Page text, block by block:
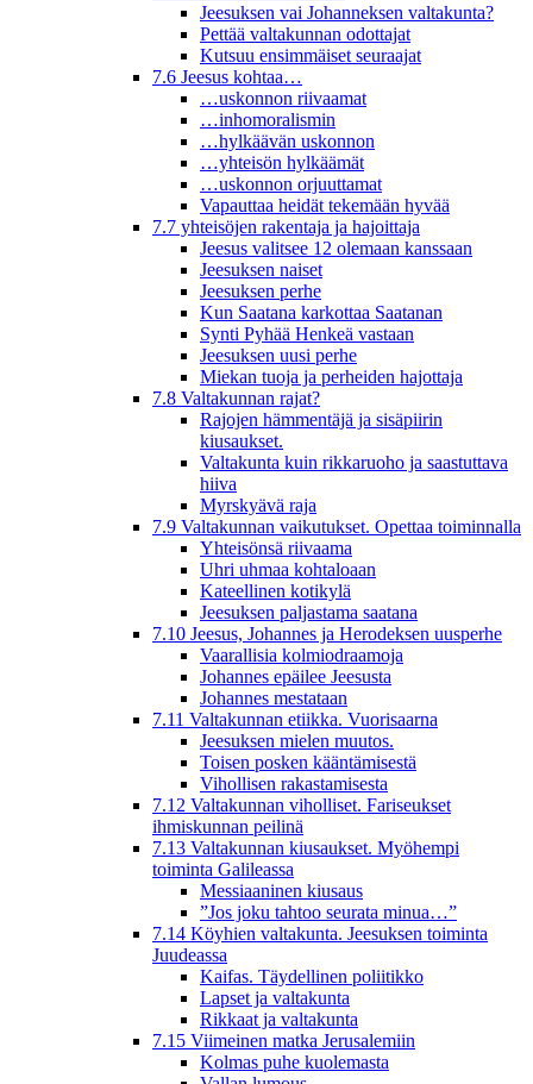
Jeesuksen vai Johanneksen valtakunta?
Pettää valtakunnan odottajat
Kutsuu ensimmäiset seuraajat
7.6 Jeesus kohtaa…
…uskonnon riivaamat
…inhomoralismin
…hylkäävän uskonnon
…yhteisön hylkäämät
…uskonnon orjuuttamat
Vapauttaa heidät tekemään hyvää
7.7 yhteisöjen rakentaja ja hajoittaja
Jeesus valitsee 12 olemaan kanssaan
Jeesuksen naiset
Jeesuksen perhe
Kun Saatana karkottaa Saatanan
Synti Pyhää Henkeä vastaan
Jeesuksen uusi perhe
Miekan tuoja ja perheiden hajottaja
7.8 Valtakunnan rajat?
Rajojen hämmentäjä ja sisäpiirin
kiusaukset.
Valtakunta kuin rikkaruoho ja saastuttava
hiiva
Myrskyävä raja
7.9 Valtakunnan vaikutukset. Opettaa toiminnalla
Yhteisönsä riivaama
Uhri uhmaa kohtaloaan
Kateellinen kotikylä
Jeesuksen paljastama saatana
7.10 Jeesus, Johannes ja Herodeksen uusperhe
Vaarallisia kolmiodraamoja
Johannes epäilee Jeesusta
Johannes mestataan
7.11 Valtakunnan etiikka. Vuorisaarna
Jeesuksen mielen muutos.
Toisen posken kääntämisestä
Vihollisen rakastamisesta
7.12 Valtakunnan viholliset. Fariseukset
ihmiskunnan peilinä
7.13 Valtakunnan kiusaukset. Myöhempi
toiminta Galileassa
Messiaaninen kiusaus
”Jos joku tahtoo seurata minua…”
7.14 Köyhien valtakunta. Jeesuksen toiminta
Juudeassa
Kaifas. Täydellinen poliitikko
Lapset ja valtakunta
Rikkaat ja valtakunta
7.15 Viimeinen matka Jerusalemiin
Kolmas puhe kuolemasta